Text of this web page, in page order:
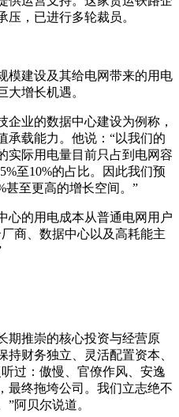
压，已进行多轮裁员。
建设及其给电网带来的用电
大增长机遇。
业的数据中心建设为例称，
承载能力。他说：“以我们的
实际用电量目前只占到电网容
至10%的占比。因此我们预
甚至更高的增长空间。”
的用电成本从普通电网用户
商、数据中心以及高耗能主
推崇的核心投资与经营原
持财务独立、灵活配置资本、
过：傲慢、官僚作风、安逸
最终拖垮公司。我们立志绝不
阿贝尔说道。